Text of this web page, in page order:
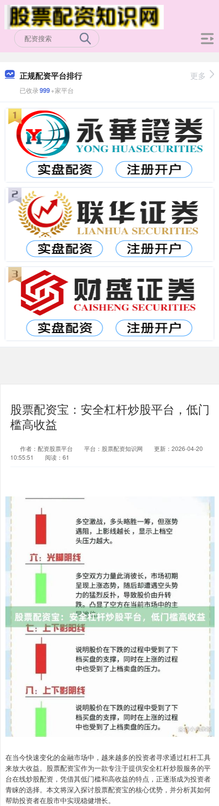
正规配资平台排行
已收录999+家平台
更多
股票配资宝：安全杠杆炒股平台，低门
槛高收益
作者：配资股票平台 平台：股票配资知识网
更新：2026-04-20
10:55:51
阅读：61
在当今快速变化的金融市场中，越来越多的投资者寻求通过杠杆工具
来放大收益。股票配资宝作为一款专注于提供安全杠杆炒股服务的平
台在线炒股配资，凭借其低门槛和高收益的特点，正逐渐成为投资者
青睐的选择。本文将深入探讨股票配资宝的核心优势，并分析其如何
帮助投资者在股市中实现稳健增长。